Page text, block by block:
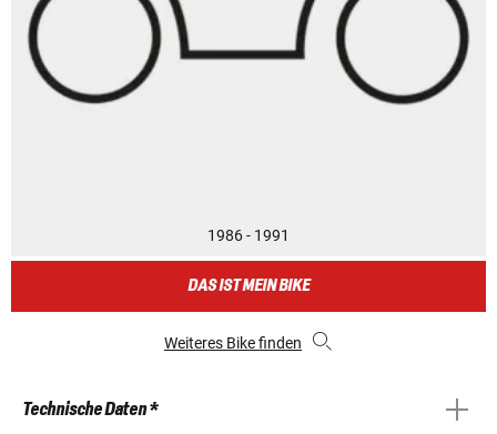
1986 - 1991
DAS IST MEIN BIKE
Weiteres Bike finden
Technische Daten *